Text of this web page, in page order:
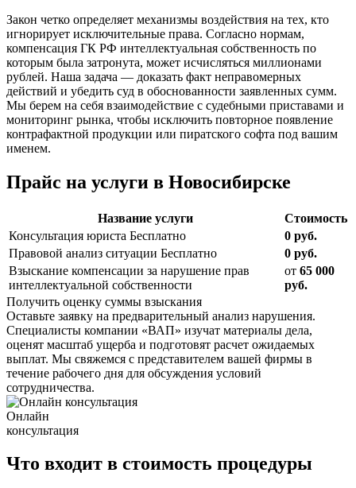
Закон четко определяет механизмы воздействия на тех, кто
игнорирует исключительные права. Согласно нормам,
компенсация ГК РФ интеллектуальная собственность по
которым была затронута, может исчисляться миллионами
рублей. Наша задача — доказать факт неправомерных
действий и убедить суд в обоснованности заявленных сумм.
Мы берем на себя взаимодействие с судебными приставами и
мониторинг рынка, чтобы исключить повторное появление
контрафактной продукции или пиратского софта под вашим
именем.
Прайс на услуги в Новосибирске
Название услуги
Стоимость
Консультация юриста Бесплатно
0 руб.
Правовой анализ ситуации Бесплатно
0 руб.
Взыскание компенсации за нарушение прав
интеллектуальной собственности
от 65 000
руб.
Получить оценку суммы взыскания
Оставьте заявку на предварительный анализ нарушения.
Специалисты компании «ВАП» изучат материалы дела,
оценят масштаб ущерба и подготовят расчет ожидаемых
выплат. Мы свяжемся с представителем вашей фирмы в
течение рабочего дня для обсуждения условий
сотрудничества.
Онлайн
консультация
Что входит в стоимость процедуры